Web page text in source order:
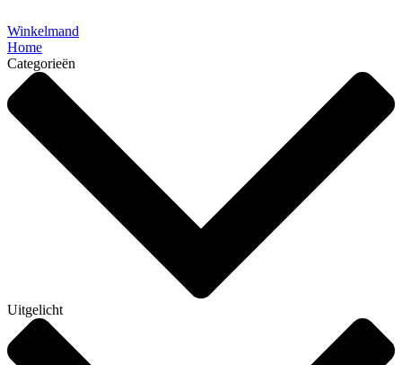
Winkelmand
Home
Categorieën
Uitgelicht